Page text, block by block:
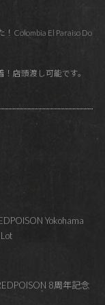
Colombia El Paraiso Do
店頭渡し可能です。
Yokohama
8周年記念